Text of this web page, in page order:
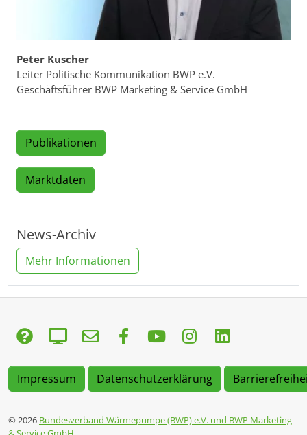
Peter Kuscher
Leiter Politische Kommunikation BWP e.V.
Geschäftsführer BWP Marketing & Service GmbH
Publikationen
Marktdaten
News-Archiv
Mehr Informationen
Impressum Datenschutzerklärung
© 2026 Bundesverband Wärmepumpe (BWP) e.V. und BWP Marketing